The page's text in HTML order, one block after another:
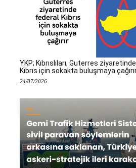
YKP; Kıbrıslıları, Guterres
Kıbrıs için sokakta buluşmaya
24/07/2026